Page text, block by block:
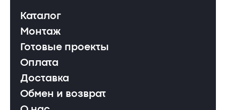
Каталог
Монтаж
Готовые проекты
Оплата
Доставка
Обмен и возврат